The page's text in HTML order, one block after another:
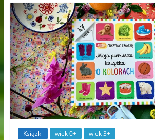
Książki wiek 0+ wiek 3+